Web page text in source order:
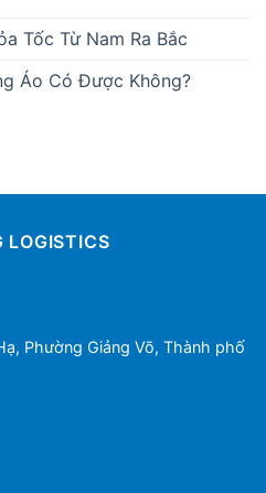
Tốc Từ Nam Ra Bắc
Áo Có Được Không?
LOGISTICS
Phường Giảng Võ, Thành phố